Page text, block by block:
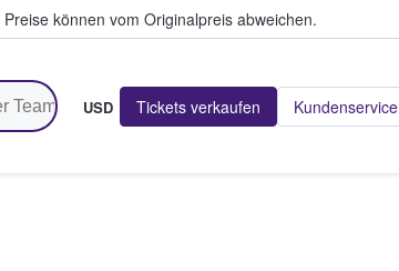
Preise können vom Originalpreis abweichen.
USD Tickets verkaufen Kundenservice